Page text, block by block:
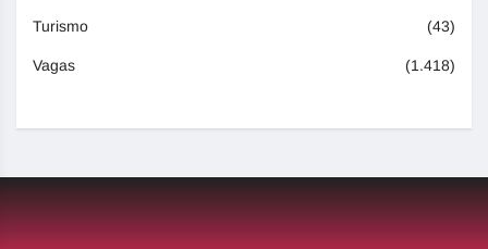
Turismo (43)
Vagas (1.418)